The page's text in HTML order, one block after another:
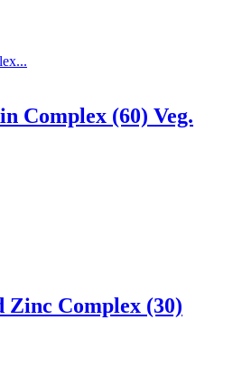
Complex (60) Veg.
Complex (30)